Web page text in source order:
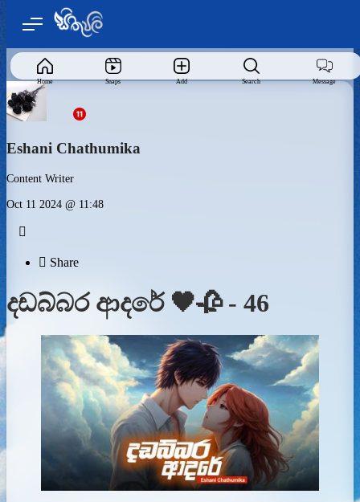
Home Snaps Add Search Message
Eshani Chathumika
Content Writer
Oct 11 2024 @ 11:48

 Share
දඩබ්බර ආදරේ 🖤🥀 - 46